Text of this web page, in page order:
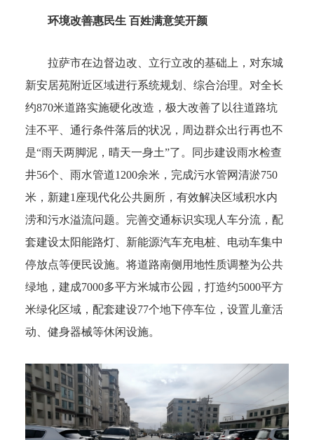
环境改善惠民生 百姓满意笑开颜
拉萨市在边督边改、立行立改的基础上，对东城
新安居苑附近区域进行系统规划、综合治理。对全长
约870米道路实施硬化改造，极大改善了以往道路坑
洼不平、通行条件落后的状况，周边群众出行再也不
是“雨天两脚泥，晴天一身土”了。同步建设雨水检查
井56个、雨水管道1200余米，完成污水管网清淤750
米，新建1座现代化公共厕所，有效解决区域积水内
涝和污水溢流问题。完善交通标识实现人车分流，配
套建设太阳能路灯、新能源汽车充电桩、电动车集中
停放点等便民设施。将道路南侧用地性质调整为公共
绿地，建成7000多平方米城市公园，打造约5000平方
米绿化区域，配套建设77个地下停车位，设置儿童活
动、健身器械等休闲设施。